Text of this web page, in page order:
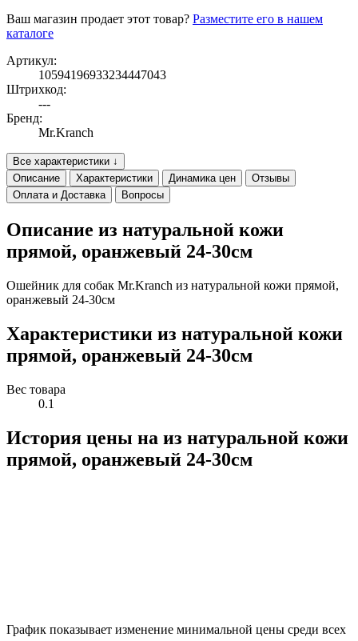
Ваш магазин продает этот товар? Разместите его в нашем
каталоге
Артикул:
10594196933234447043
Штрихкод:
---
Бренд:
Mr.Kranch
Все характеристики ↓
Описание
Характеристики Динамика цен
Отзывы
Оплата и Доставка
Вопросы
Описание из натуральной кожи
прямой, оранжевый 24-30см
Ошейник для собак Mr.Kranch из натуральной кожи прямой,
оранжевый 24-30см
Характеристики из натуральной кожи
прямой, оранжевый 24-30см
Вес товара
0.1
История цены на из натуральной кожи
прямой, оранжевый 24-30см
График показывает изменение минимальной цены среди всех